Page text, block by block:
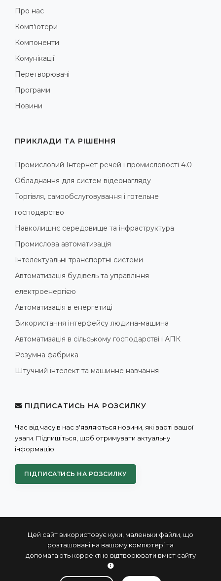
Цей сайт використовує куки, маленьки файли, що
розташовані на вашому компютері та
допомагають корректно відтворювати вміст сайту
Про нас
Комп'ютери
Компоненти
Комунікації
Перетворювачі
Програми
Новини
ПРИКЛАДИ ТА РІШЕННЯ
Промисловий Інтернет речей і промисловості 4.0
Обладнання для систем відеонагляду
Торгівля, самообслуговування і готельне
господарство
Навколишнє середовище та інфраструктура
Промислова автоматизація
Інтелектуальні транспортні системи
Автоматизація будівель та управління
електроенергією
Автоматизація в енергетиці
Використання інтерфейсу людина-машина
Автоматизація в сільському господарстві і АПК
Розумна фабрика
Штучний інтелект та машинне навчання
ПІДПИСАТИСЬ НА РОЗСИЛКУ
Час від часу в нас з'являються новини, які варті вашої
уваги. Підпишіться, щоб отримувати актуальну
інформацію
ПІДПИСАТИСЬ НА РОЗСИЛКУ
© 2004 - 2026 ПРОКСИС™ - промислові комп'ютери та
системи